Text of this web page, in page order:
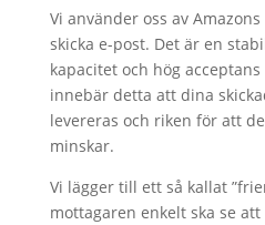
Vi använder oss av
skicka e-post. Det är en
kapacitet och hög
innebär detta att dina
levereras och riken för att
minskar.
Vi lägger till ett så kallat
mottagaren enkelt ska se